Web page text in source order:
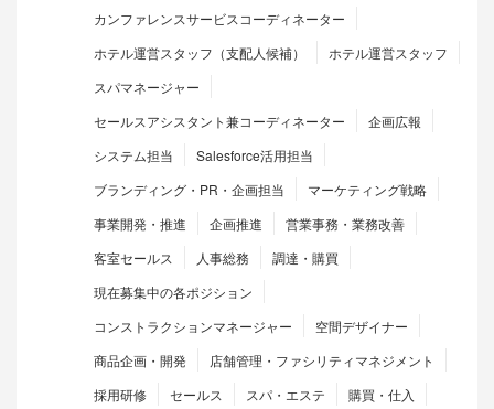
カンファレンスサービスコーディネーター
ホテル運営スタッフ（支配人候補）
ホテル運営スタッフ
スパマネージャー
セールスアシスタント兼コーディネーター
企画広報
システム担当
Salesforce活用担当
ブランディング・PR・企画担当
マーケティング戦略
事業開発・推進
企画推進
営業事務・業務改善
客室セールス
人事総務
調達・購買
現在募集中の各ポジション
コンストラクションマネージャー
空間デザイナー
商品企画・開発
店舗管理・ファシリティマネジメント
採用研修
セールス スパ・エステ
購買・仕入